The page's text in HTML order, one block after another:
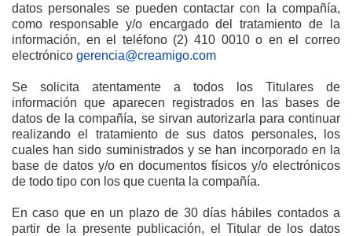
datos personales se pueden contactar con la compañía,
como responsable y/o encargado del tratamiento de la
información, en el teléfono (2) 410 0010 o en el correo
electrónico gerencia@creamigo.com
Se solicita atentamente a todos los Titulares de
información que aparecen registrados en las bases de
datos de la compañía, se sirvan autorizarla para continuar
realizando el tratamiento de sus datos personales, los
cuales han sido suministrados y se han incorporado en la
base de datos y/o en documentos físicos y/o electrónicos
de todo tipo con los que cuenta la compañía.
En caso que en un plazo de 30 días hábiles contados a
partir de la presente publicación, el Titular de los datos